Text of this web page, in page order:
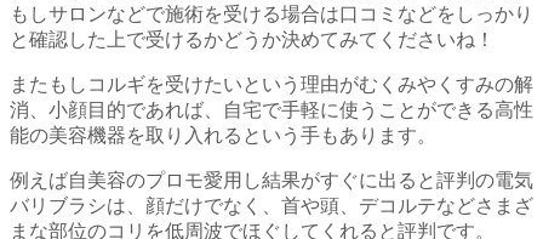
もしサロンなどで施術を受ける場合は口コミなどをしっかり
と確認した上で受けるかどうか決めてみてくださいね！
またもしコルギを受けたいという理由がむくみやくすみの解
消、小顔目的であれば、自宅で手軽に使うことができる高性
能の美容機器を取り入れるという手もあります。
例えば自美容のプロモ愛用し結果がすぐに出ると評判の電気
バリブラシは、顔だけでなく、首や頭、デコルテなどさまざ
まな部位のコリを低周波でほぐしてくれると評判です。